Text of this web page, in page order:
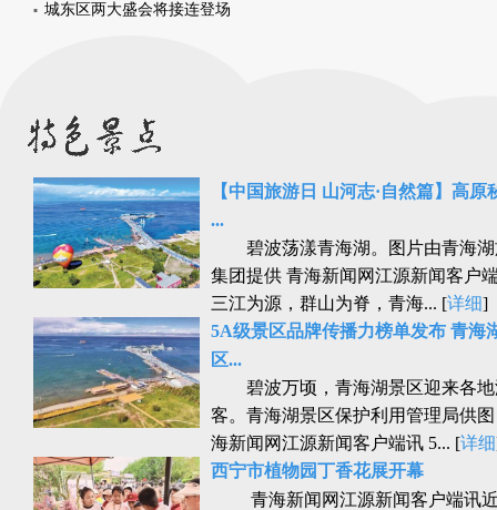
城东区两大盛会将接连登场
【中国旅游日 山河志·自然篇】高原
...
碧波荡漾青海湖。图片由青海湖
集团提供 青海新闻网江源新闻客户
三江为源，群山为脊，青海... [详细]
5A级景区品牌传播力榜单发布 青海
区...
碧波万顷，青海湖景区迎来各地
客。青海湖景区保护利用管理局供
海新闻网江源新闻客户端讯 5... [详细
西宁市植物园丁香花展开幕
青海新闻网江源新闻客户端讯